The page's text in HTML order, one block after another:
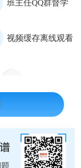
班主任QQ群督学
视频缓存离线观看